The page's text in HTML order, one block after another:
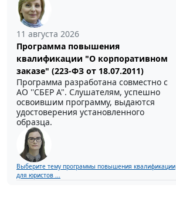
11 августа 2026
Программа повышения
квалификации "О корпоративном
заказе" (223-ФЗ от 18.07.2011)
Программа разработана совместно с
АО ''СБЕР А". Слушателям, успешно
освоившим программу, выдаются
удостоверения установленного
образца.
Выберите тему программы повышения квалификации
для юристов ...